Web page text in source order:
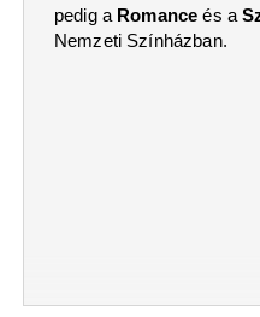
pedig a Romanceés a
Nemzeti Színházban.